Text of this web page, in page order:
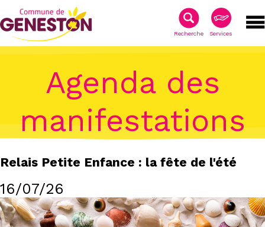
Recherche Services
Agenda des
manifestations
Relais Petite Enfance : la fête de l'été
16/07/26